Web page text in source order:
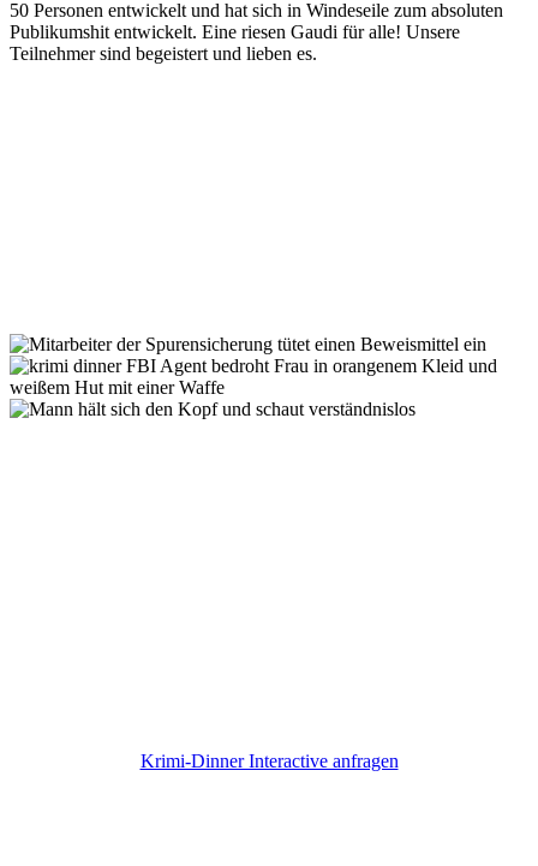
50 Personen entwickelt und hat sich in Windeseile zum absoluten
Publikumshit entwickelt. Eine riesen Gaudi für alle! Unsere
Teilnehmer sind begeistert und lieben es.
Krimi-Dinner Interactive anfragen